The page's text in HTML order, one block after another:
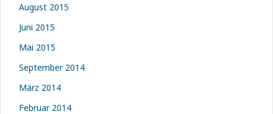
August 2015
Juni 2015
Mai 2015
September 2014
März 2014
Februar 2014